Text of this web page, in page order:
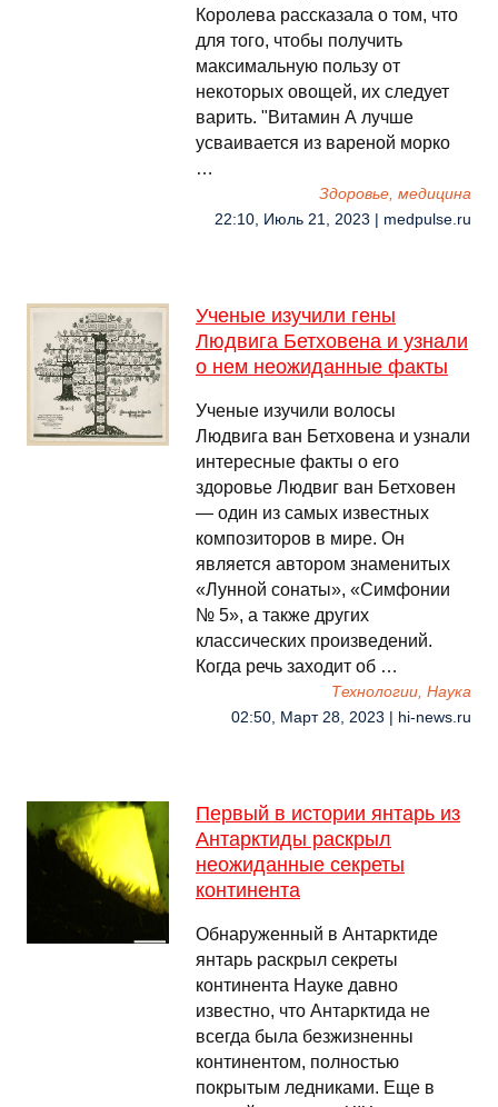
Королева рассказала о том, что
для того, чтобы получить
максимальную пользу от
некоторых овощей, их следует
варить. "Витамин А лучше
усваивается из вареной морко
…
Здоровье, медицина
22:10, Июль 21, 2023 | medpulse.ru
Ученые изучили гены
Людвига Бетховена и узнали
о нем неожиданные факты
Ученые изучили волосы
Людвига ван Бетховена и узнали
интересные факты о его
здоровье Людвиг ван Бетховен
— один из самых известных
композиторов в мире. Он
является автором знаменитых
«Лунной сонаты», «Симфонии
№ 5», а также других
классических произведений.
Когда речь заходит об …
Технологии, Наука
02:50, Март 28, 2023 | hi-news.ru
Первый в истории янтарь из
Антарктиды раскрыл
неожиданные секреты
континента
Обнаруженный в Антарктиде
янтарь раскрыл секреты
континента Науке давно
известно, что Антарктида не
всегда была безжизненны
континентом, полностью
покрытым ледниками. Еще в